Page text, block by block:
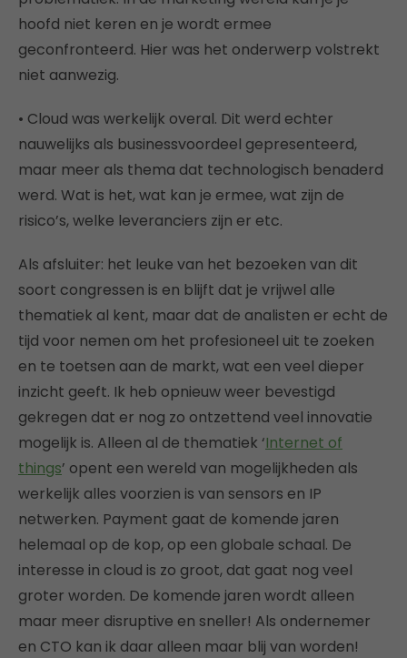
hoofd niet keren en je wordt ermee
geconfronteerd. Hier was het onderwerp volstrekt
niet aanwezig.
• Cloud was werkelijk overal. Dit werd echter
nauwelijks als businessvoordeel gepresenteerd,
maar meer als thema dat technologisch benaderd
werd. Wat is het, wat kan je ermee, wat zijn de
risico’s, welke leveranciers zijn er etc.
Als afsluiter: het leuke van het bezoeken van dit
soort congressen is en blijft dat je vrijwel alle
thematiek al kent, maar dat de analisten er echt de
tijd voor nemen om het profesioneel uit te zoeken
en te toetsen aan de markt, wat een veel dieper
inzicht geeft. Ik heb opnieuw weer bevestigd
gekregen dat er nog zo ontzettend veel innovatie
mogelijk is. Alleen al de thematiek ‘Internet of
things’ opent een wereld van mogelijkheden als
werkelijk alles voorzien is van sensors en IP
netwerken. Payment gaat de komende jaren
helemaal op de kop, op een globale schaal. De
interesse in cloud is zo groot, dat gaat nog veel
groter worden. De komende jaren wordt alleen
maar meer disruptive en sneller! Als ondernemer
en CTO kan ik daar alleen maar blij van worden!